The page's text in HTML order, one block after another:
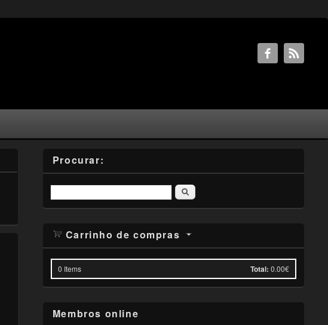
Procurar:
Pesquisar
Carrinho de compras
0 Items Total: 0.00€
Membros online